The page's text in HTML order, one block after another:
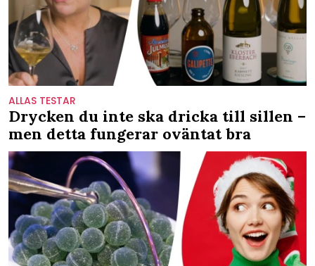
ALLAS TESTAR
Drycken du inte ska dricka till sillen –
men detta fungerar oväntat bra